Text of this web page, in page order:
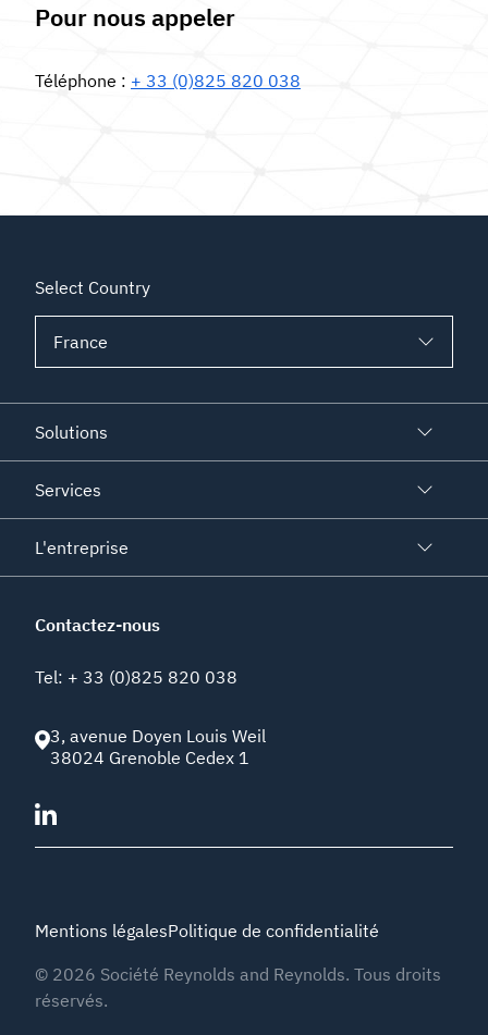
Pour nous appeler
Téléphone : + 33 (0)825 820 038
Select Country
Solutions
Services
L'entreprise
Contactez-nous
Tel: + 33 (0)825 820 038
3, avenue Doyen Louis Weil
38024 Grenoble Cedex 1
Mentions légalesPolitique de confidentialité
© 2026 Société Reynolds and Reynolds. Tous droits
réservés.